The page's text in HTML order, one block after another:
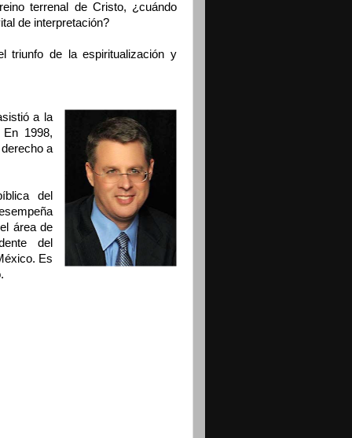
terrenal de Cristo, ¿cuándo
de interpretación?
triunfo de la espiritualización y
a la
1998,
a
del
área de
del
Es